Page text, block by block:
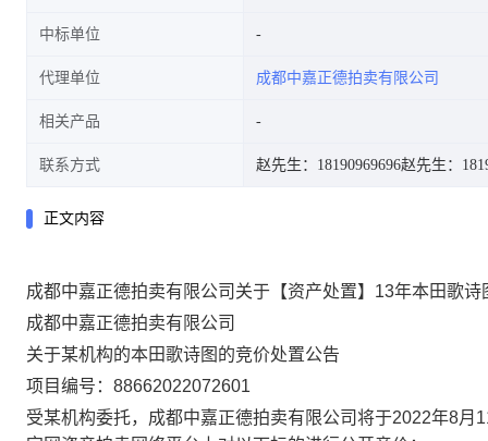
中标单位
代理单位 成都中嘉正德拍卖有限公司
相关产品
联系方式 赵先生：18190969696赵先生：
正文内容
成都中嘉正德拍卖有限公司关于【资产处置】13年本田歌
成都中嘉正德拍卖有限公司
关于某机构的本田歌诗图的竞价处置公告
项目编号： 88662022072601
受某机构委托，成都中嘉正德拍卖有限公司将于2022年8月